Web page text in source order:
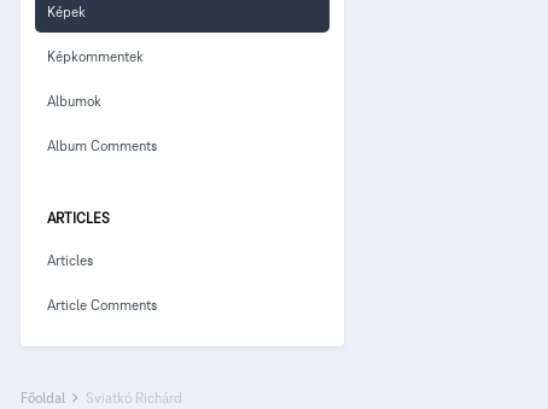
Képek
Képkommentek
Albumok
Album Comments
ARTICLES
Articles
Article Comments
Főoldal Sviatkó Richárd